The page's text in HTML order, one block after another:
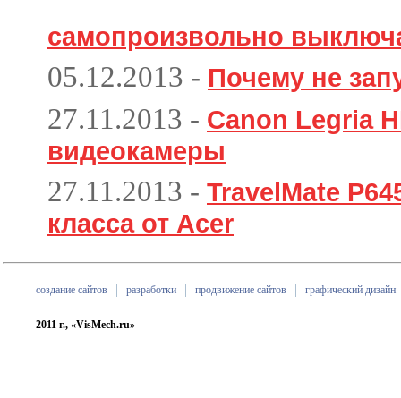
самопроизвольно
05.12.2013 - Почему не
27.11.2013 - Canon Legria
видеокамеры
27.11.2013 - TravelMate
класса от Acer
создание сайтов разработки продвижение сайтов графический дизайн
2011 г., «VisMech.ru»